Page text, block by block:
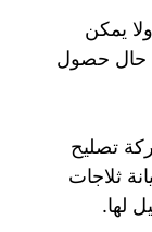
يمكن
حال حصول
تصليح
ثلاجات
لها.